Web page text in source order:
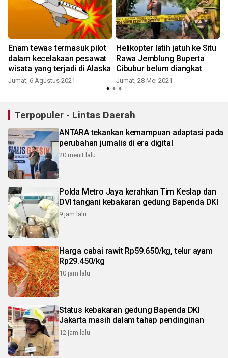
Enam tewas termasuk pilot
dalam kecelakaan pesawat
wisata yang terjadi di Alaska
Jumat, 6 Agustus 2021
Helikopter latih jatuh ke Situ
Rawa Jemblung Buperta
Cibubur belum diangkat
Jumat, 28 Mei 2021
Terpopuler - Lintas Daerah
ANTARA tekankan kemampuan adaptasi pada
perubahan jurnalis di era digital
20 menit lalu
Polda Metro Jaya kerahkan Tim Keslap dan
DVI tangani kebakaran gedung Bapenda DKI
9 jam lalu
Harga cabai rawit Rp59.650/kg, telur ayam
Rp29.450/kg
10 jam lalu
Status kebakaran gedung Bapenda DKI
Jakarta masih dalam tahap pendinginan
12 jam lalu